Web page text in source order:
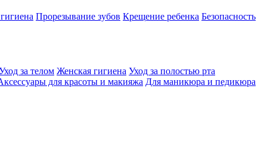
Прорезывание зубов Крещение ребенка Безопасность
за телом Женская гигиена Уход за полостью рта
для красоты и макияжа Для маникюра и педикюра